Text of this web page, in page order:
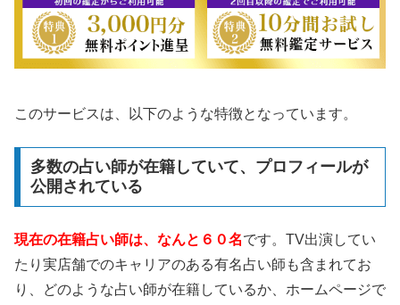
このサービスは、以下のような特徴となっています。
多数の占い師が在籍していて、プロフィールが
公開されている
現在の在籍占い師は、なんと６０名です。TV出演してい
たり実店舗でのキャリアのある有名占い師も含まれてお
り、どのような占い師が在籍しているか、ホームページで